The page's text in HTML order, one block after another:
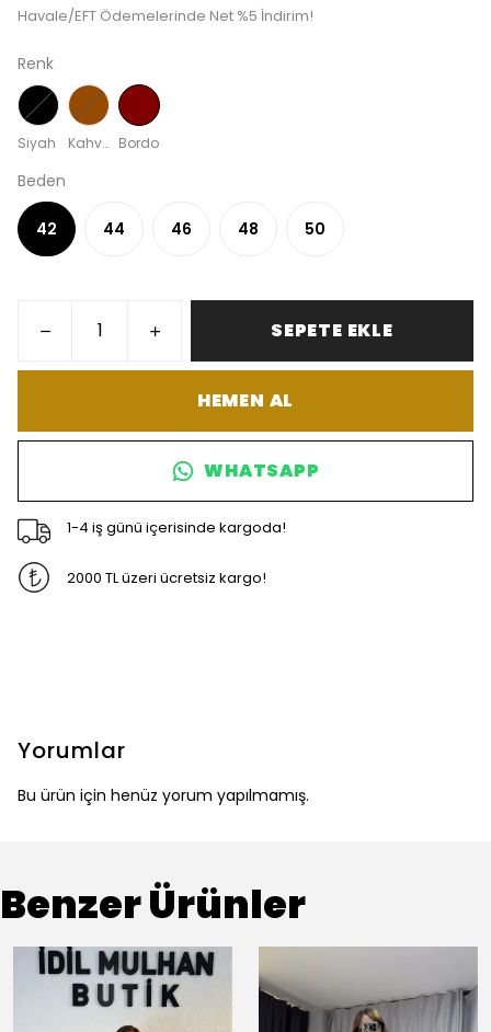
Havale/EFT Ödemelerinde Net %5 İndirim!
Renk
Siyah Kahverengi Bordo
Beden
42 44 46 48 50
SEPETE EKLE
HEMEN AL
WHATSAPP
1-4 iş günü içerisinde kargoda!
2000 TL üzeri ücretsiz kargo!
Yorumlar
Bu ürün için henüz yorum yapılmamış.
Benzer Ürünler